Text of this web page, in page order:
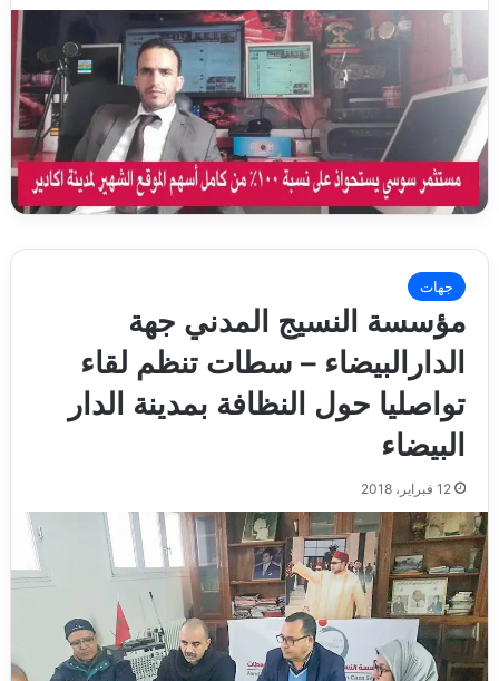
جهات
مؤسسة النسيج المدني جهة
الدارالبيضاء – سطات تنظم لقاء
تواصليا حول النظافة بمدينة الدار
البيضاء
12 فبراير، 2018